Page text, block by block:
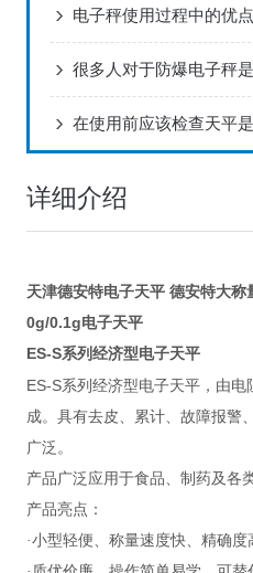
电子秤使用过程中的优
在使用前应该检查天平
详细介绍
天津德安特电子天平 德安特大
0g/0.1g电子天平
ES-S系列经济型电子天平
ES-S系列经济型电子天平，由电
成。具有去皮、累计、故障报警
广泛。
产品广泛应用于食品、制药及各
产品亮点：
·小型轻便、称量速度快、精确